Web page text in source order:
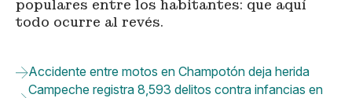
populares entre los habitantes: que aquí
todo ocurre al revés.
Accidente entre motos en Champotón deja herida
Campeche registra 8,593 delitos contra infancias en